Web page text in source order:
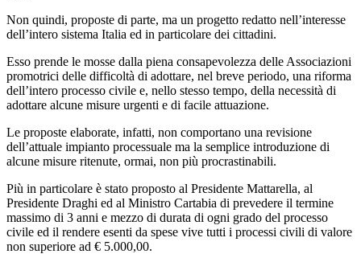
Non quindi, proposte di parte, ma un progetto redatto nell’interesse
dell’intero sistema Italia ed in particolare dei cittadini.
Esso prende le mosse dalla piena consapevolezza delle Associazioni
promotrici delle difficoltà di adottare, nel breve periodo, una riforma
dell’intero processo civile e, nello stesso tempo, della necessità di
adottare alcune misure urgenti e di facile attuazione.
Le proposte elaborate, infatti, non comportano una revisione
dell’attuale impianto processuale ma la semplice introduzione di
alcune misure ritenute, ormai, non più procrastinabili.
Più in particolare è stato proposto al Presidente Mattarella, al
Presidente Draghi ed al Ministro Cartabia di prevedere il termine
massimo di 3 anni e mezzo di durata di ogni grado del processo
civile ed il rendere esenti da spese vive tutti i processi civili di valore
non superiore ad € 5.000,00.